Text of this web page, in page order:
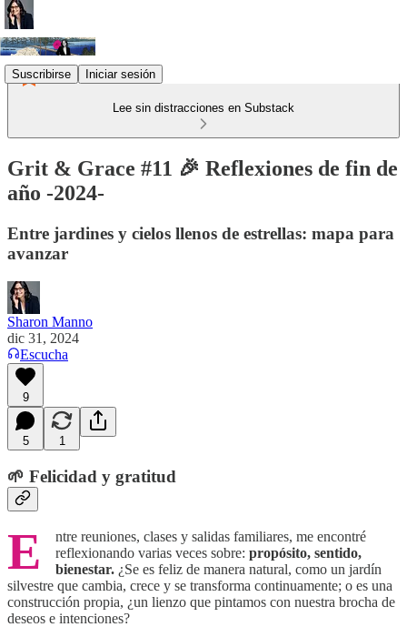
Suscribirse Iniciar sesión
Lee sin distracciones en Substack
Grit & Grace #11 🎉 Reflexiones de fin de
año -2024-
Entre jardines y cielos llenos de estrellas: mapa para
avanzar
Sharon Manno
dic 31, 2024
Escucha
9
5 1
🌱 Felicidad y gratitud
E
ntre reuniones, clases y salidas familiares, me encontré
reflexionando varias veces sobre: propósito, sentido,
bienestar. ¿Se es feliz de manera natural, como un jardín
silvestre que cambia, crece y se transforma continuamente; o es una
construcción propia, ¿un lienzo que pintamos con nuestra brocha de
deseos e intenciones?